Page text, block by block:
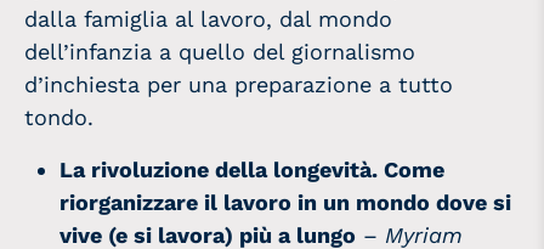
dalla famiglia al lavoro, dal mondo
dell’infanzia a quello del giornalismo
d’inchiesta per una preparazione a tutto
tondo.
La rivoluzione della longevità. Come
riorganizzare il lavoro in un mondo dove si
vive (e si lavora) più a lungo – Myriam